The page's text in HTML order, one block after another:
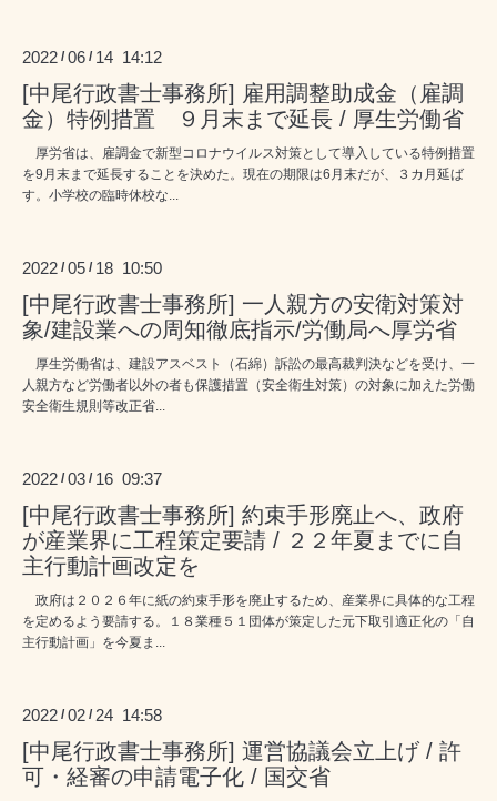
2022 /06 / 14 14:12
[中尾行政書士事務所] 雇用調整助成金（雇調
金）特例措置 ９月末まで延長 / 厚生労働省
厚労省は、雇調金で新型コロナウイルス対策として導入している特例措置
を9月末まで延長することを決めた。現在の期限は6月末だが、３カ月延ば
す。小学校の臨時休校な...
2022 /05 / 18 10:50
[中尾行政書士事務所] 一人親方の安衛対策対
象/建設業への周知徹底指示/労働局へ厚労省
厚生労働省は、建設アスベスト（石綿）訴訟の最高裁判決などを受け、一
人親方など労働者以外の者も保護措置（安全衛生対策）の対象に加えた労働
安全衛生規則等改正省...
2022 /03 / 16 09:37
[中尾行政書士事務所] 約束手形廃止へ、政府
が産業界に工程策定要請 / ２２年夏までに自
主行動計画改定を
政府は２０２６年に紙の約束手形を廃止するため、産業界に具体的な工程
を定めるよう要請する。１８業種５１団体が策定した元下取引適正化の「自
主行動計画」を今夏ま...
2022 /02 / 24 14:58
[中尾行政書士事務所] 運営協議会立上げ / 許
可・経審の申請電子化 / 国交省